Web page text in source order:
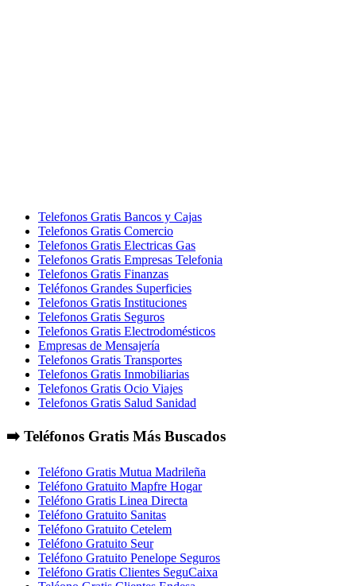
Telefonos Gratis Bancos y Cajas
Telefonos Gratis Comercio
Telefonos Gratis Electricas Gas
Telefonos Gratis Empresas Telefonia
Telefonos Gratis Finanzas
Teléfonos Grandes Superficies
Telefonos Gratis Instituciones
Telefonos Gratis Seguros
Telefonos Gratis Electrodomésticos
Empresas de Mensajería
Telefonos Gratis Transportes
Telefonos Gratis Inmobiliarias
Telefonos Gratis Ocio Viajes
Telefonos Gratis Salud Sanidad
➡️ Teléfonos Gratis Más Buscados
Teléfono Gratis Mutua Madrileña
Teléfono Gratuito Mapfre Hogar
Teléfono Gratis Linea Directa
Teléfono Gratuito Sanitas
Teléfono Gratuito Cetelem
Teléfono Gratuito Seur
Teléfono Gratuito Penelope Seguros
Teléfono Gratis Clientes SeguCaixa